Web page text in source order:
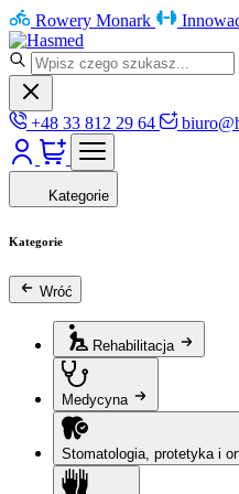
Rowery Monark
+48 33 812 29 64
Kategorie
Kategorie
Wróć
Rehabilitacja
Medycyna
Stomatologia, protetyka i